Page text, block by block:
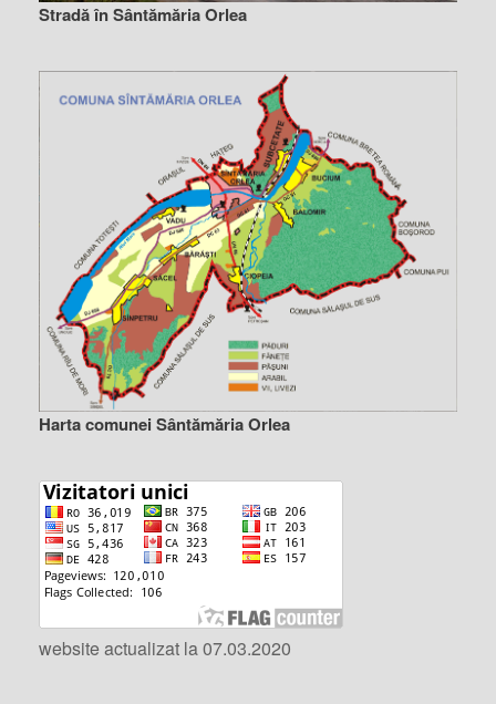
Stradă în Sântămăria Orlea
Harta comunei Sântămăria Orlea
website actualizat la 07.03.2020